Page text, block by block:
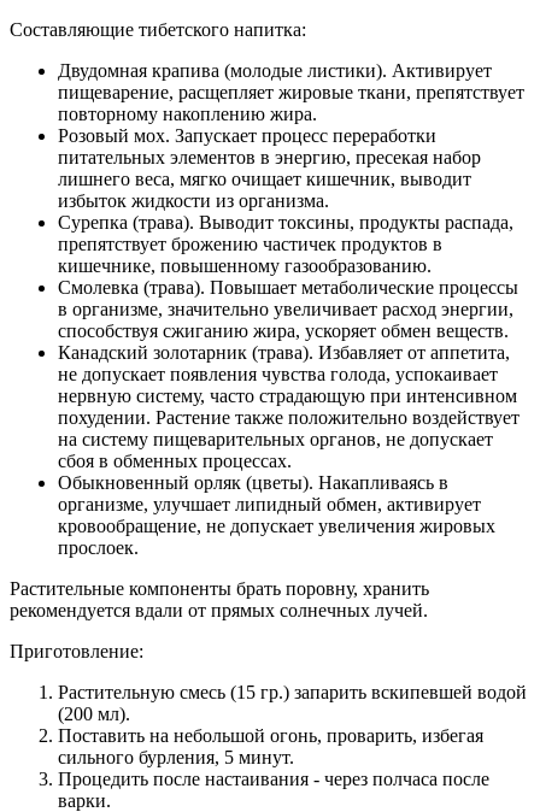
Составляющие тибетского напитка:
Двудомная крапива (молодые листики). Активирует
пищеварение, расщепляет жировые ткани, препятствует
повторному накоплению жира.
Розовый мох. Запускает процесс переработки
питательных элементов в энергию, пресекая набор
лишнего веса, мягко очищает кишечник, выводит
избыток жидкости из организма.
Сурепка (трава). Выводит токсины, продукты распада,
препятствует брожению частичек продуктов в
кишечнике, повышенному газообразованию.
Смолевка (трава). Повышает метаболические процессы
в организме, значительно увеличивает расход энергии,
способствуя сжиганию жира, ускоряет обмен веществ.
Канадский золотарник (трава). Избавляет от аппетита,
не допускает появления чувства голода, успокаивает
нервную систему, часто страдающую при интенсивном
похудении. Растение также положительно воздействует
на систему пищеварительных органов, не допускает
сбоя в обменных процессах.
Обыкновенный орляк (цветы). Накапливаясь в
организме, улучшает липидный обмен, активирует
кровообращение, не допускает увеличения жировых
прослоек.
Растительные компоненты брать поровну, хранить
рекомендуется вдали от прямых солнечных лучей.
Приготовление:
Растительную смесь (15 гр.) запарить вскипевшей водой
(200 мл).
Поставить на небольшой огонь, проварить, избегая
сильного бурления, 5 минут.
Процедить после настаивания - через полчаса после
варки.